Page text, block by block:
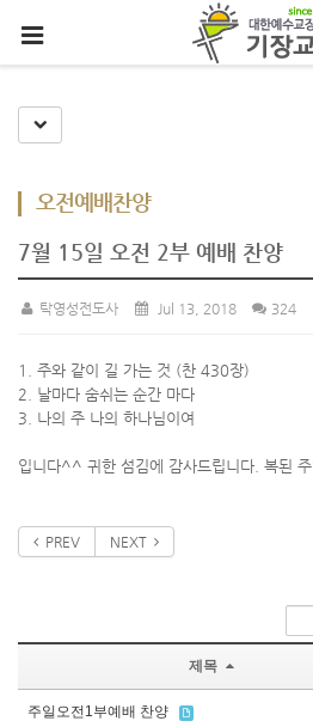
Toggle Dropdown
오전예배찬양
7월 15일 오전 2부 예배 찬양
탁영성전도사 Jul 13, 2018 324
1. 주와 같이 길 가는 것 (찬 430장)
2. 날마다 숨쉬는 순간 마다
3. 나의 주 나의 하나님이여
입니다^^ 귀한 섬김에 감사드립니다. 복된 주
PREV NEXT
제목
주일오전1부예배 찬양